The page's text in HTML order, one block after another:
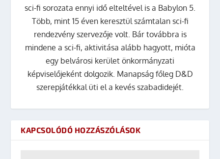
sci-fi sorozata ennyi idő elteltével is a Babylon 5.
Több, mint 15 éven keresztül számtalan sci-fi
rendezvény szervezője volt. Bár továbbra is
mindene a sci-fi, aktivitása alább hagyott, mióta
egy belvárosi kerület önkormányzati
képviselőjeként dolgozik. Manapság főleg D&D
szerepjátékkal üti el a kevés szabadidejét.
KAPCSOLÓDÓ HOZZÁSZÓLÁSOK